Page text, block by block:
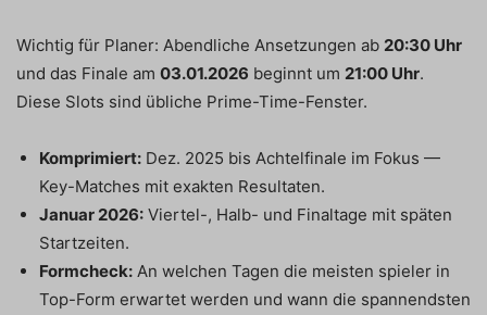
Wichtig für Planer: Abendliche Ansetzungen ab 20:30 Uhr
und das Finale am 03.01.2026 beginnt um 21:00 Uhr.
Diese Slots sind übliche Prime-Time-Fenster.
Komprimiert: Dez. 2025 bis Achtelfinale im Fokus —
Key-Matches mit exakten Resultaten.
Januar 2026: Viertel-, Halb- und Finaltage mit späten
Startzeiten.
Formcheck: An welchen Tagen die meisten spieler in
Top-Form erwartet werden und wann die spannendsten